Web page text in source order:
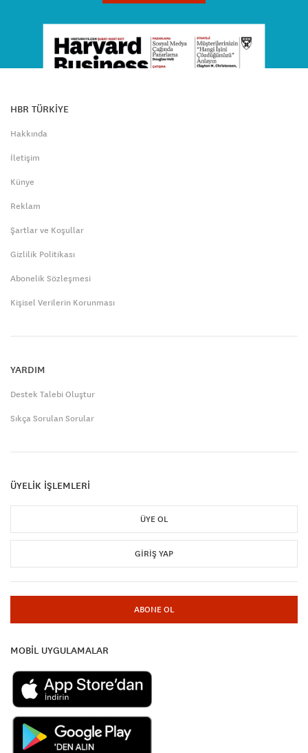
HBR TÜRKİYE
Hakkında
İletişim
Künye
Reklam
Şartlar ve Koşullar
Gizlilik Politikası
Abonelik Sözleşmesi
Kişisel Verilerin Korunması
YARDIM
Destek Talebi Oluştur
Sıkça Sorulan Sorular
ÜYELİK İŞLEMLERİ
ÜYE OL
GIRIŞ YAP
ABONE OL
MOBİL UYGULAMALAR